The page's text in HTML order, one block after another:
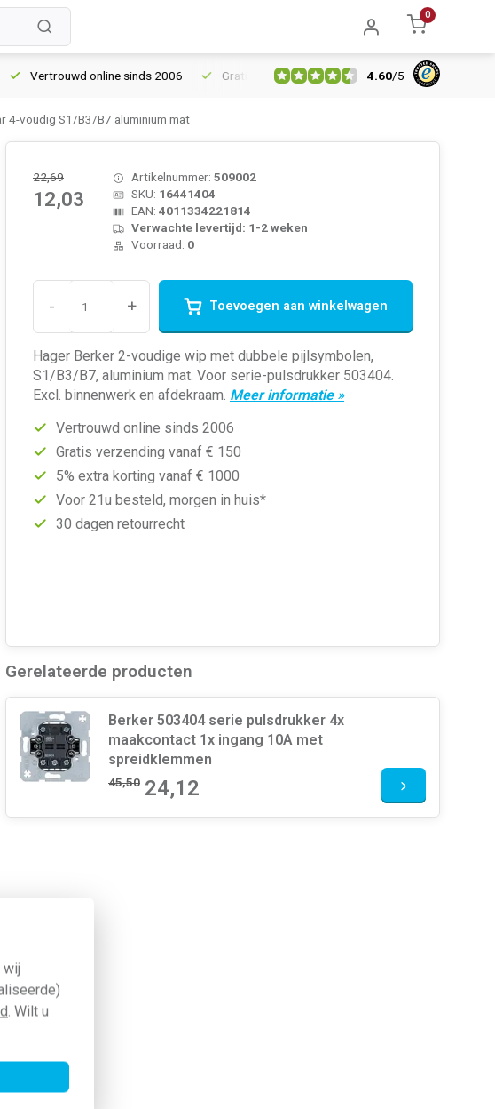
wij
. Wilt u
0
Vertrouwd online sinds 2006 Gratis verzending vanaf € 150 5% extra korting
4.60/5
4-voudig S1/B3/B7 aluminium mat
22,69
12,03
Artikelnummer: 509002
SKU: 16441404
EAN: 4011334221814
Verwachte levertijd: 1-2 weken
Voorraad: 0
- + Toevoegen aan winkelwagen
Hager Berker 2-voudige wip met dubbele pijlsymbolen,
S1/B3/B7, aluminium mat. Voor serie-pulsdrukker 503404.
Excl. binnenwerk en afdekraam. Meer informatie »
Vertrouwd online sinds 2006
Gratis verzending vanaf € 150
5% extra korting vanaf € 1000
Voor 21u besteld, morgen in huis*
30 dagen retourrecht
Gerelateerde producten
Berker 503404 serie pulsdrukker 4x
maakcontact 1x ingang 10A met
spreidklemmen
45,50 24,12